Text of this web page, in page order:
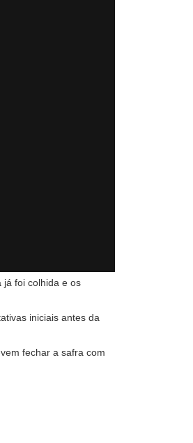
já foi colhida e os
iniciais antes da
fechar a safra com